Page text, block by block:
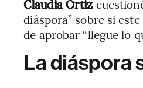
Claudia Ortiz
diáspora” sobre si
de aprobar “llegue lo
La diáspora